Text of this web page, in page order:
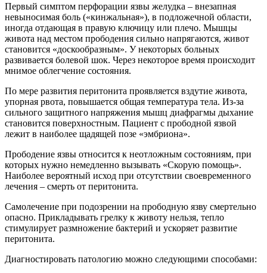
Первый симптом перфорации язвы желудка – внезапная
невыносимая боль («кинжальная»), в подложечной области,
иногда отдающая в правую ключицу или плечо. Мышцы
живота над местом прободения сильно напрягаются, живот
становится «доскообразным». У некоторых больных
развивается болевой шок. Через некоторое время происходит
мнимое облегчение состояния.
По мере развития перитонита проявляется вздутие живота,
упорная рвота, повышается общая температура тела. Из-за
сильного защитного напряжения мышц диафрагмы дыхание
становится поверхностным. Пациент с прободной язвой
лежит в наиболее щадящей позе «эмбриона».
Прободение язвы относится к неотложным состояниям, при
которых нужно немедленно вызывать «Скорую помощь».
Наиболее вероятный исход при отсутствии своевременного
лечения – смерть от перитонита.
Самолечение при подозрении на прободную язву смертельно
опасно. Прикладывать грелку к животу нельзя, тепло
стимулирует размножение бактерий и ускоряет развитие
перитонита.
Диагностировать патологию можно следующими способами: